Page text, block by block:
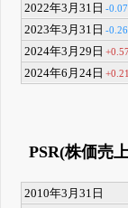
2022年3月31日 -
2023年3月31日 -
2024年3月29日
2024年6月24日
PSR(株価売
2010年3月31日